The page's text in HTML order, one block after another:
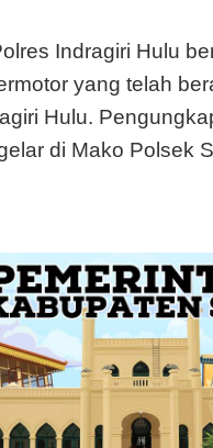
Indragiri Hulu
yang telah
Hulu.
di Mako Polsek